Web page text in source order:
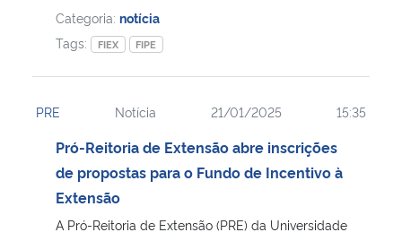
Categoria: notícia
Tags:
FIEX FIPE
PRE Notícia 21/01/2025 15:35
Pró-Reitoria de Extensão abre inscrições
de propostas para o Fundo de Incentivo à
Extensão
A Pró-Reitoria de Extensão (PRE) da Universidade